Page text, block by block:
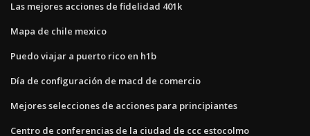
Las mejores acciones de fidelidad 401k
Mapa de chile mexico
Puedo viajar a puerto rico en h1b
Día de configuración de macd de comercio
Mejores selecciones de acciones para principiantes
Centro de conferencias de la ciudad de ccc estocolmo